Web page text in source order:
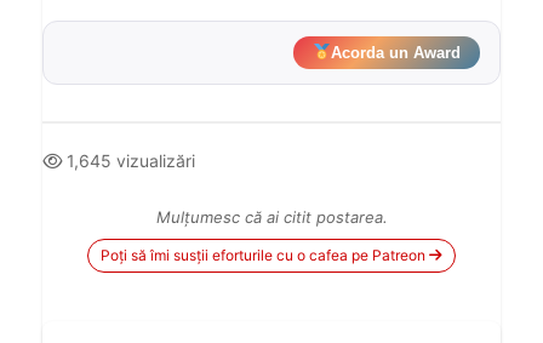
Acorda un Award
1,645 vizualizări
Mulțumesc că ai citit postarea.
Poți să îmi susții eforturile cu o cafea pe Patreon